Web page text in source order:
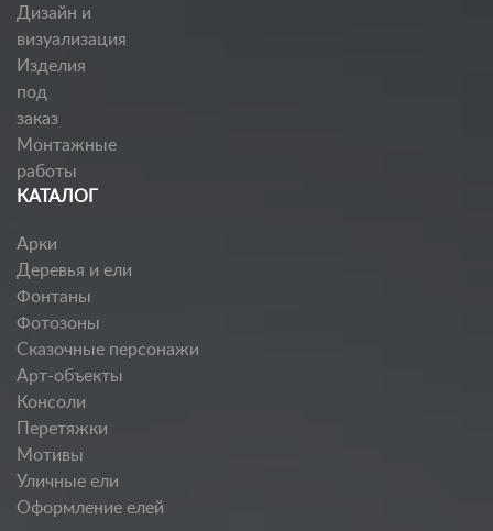
Дизайн и
визуализация
Изделия
под
заказ
Монтажные
работы
КАТАЛОГ
Арки
Деревья и ели
Фонтаны
Фотозоны
Сказочные персонажи
Арт-объекты
Консоли
Перетяжки
Мотивы
Уличные ели
Оформление елей